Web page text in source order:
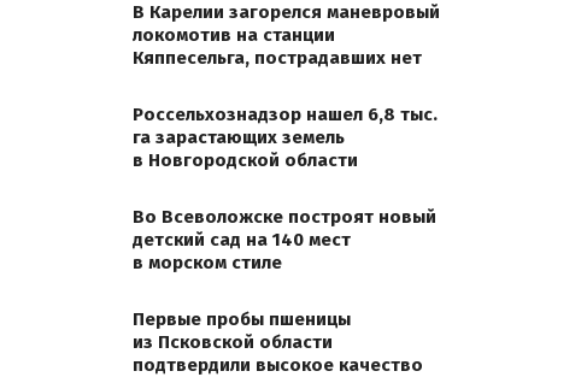
В Карелии загорелся маневровый
локомотив на станции
Кяппесельга, пострадавших нет
Россельхознадзор нашел 6,8 тыс.
га зарастающих земель
в Новгородской области
Во Всеволожске построят новый
детский сад на 140 мест
в морском стиле
Первые пробы пшеницы
из Псковской области
подтвердили высокое качество